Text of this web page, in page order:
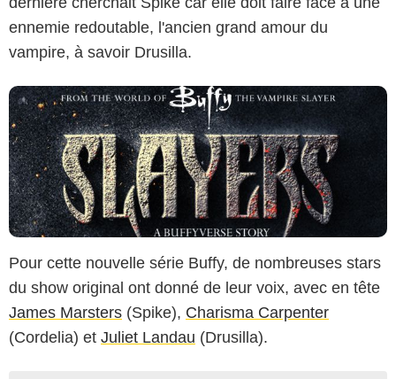
ennemie redoutable, l'ancien grand amour du
vampire, à savoir Drusilla.
Pour cette nouvelle série Buffy, de nombreuses stars
du show original ont donné de leur voix, avec en tête
James Marsters (Spike), Charisma Carpenter
(Cordelia) et Juliet Landau (Drusilla).